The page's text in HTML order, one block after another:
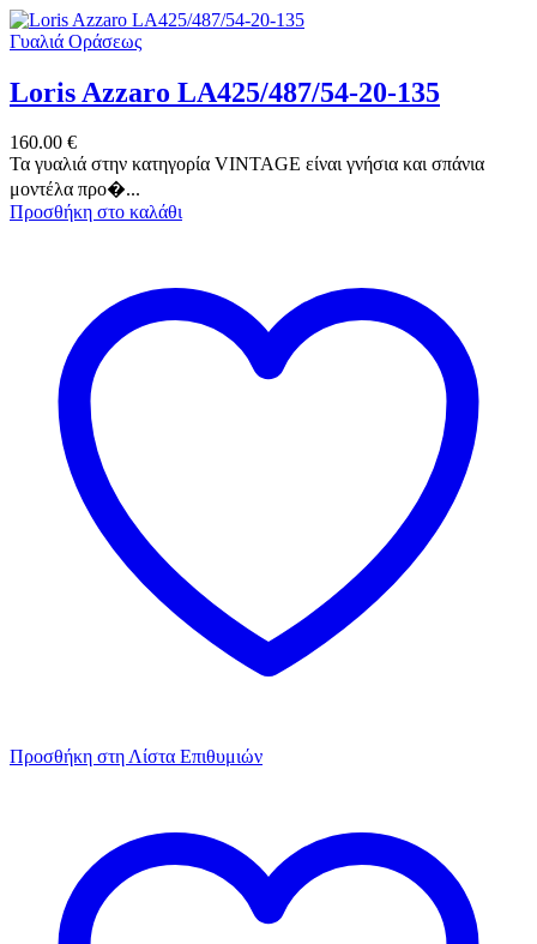
Γυαλιά Οράσεως
Loris Azzaro LA425/487/54-20-135
160.00 €
Τα γυαλιά στην κατηγορία VINTAGE είναι γνήσια και σπάνια
μοντέλα προ�...
Προσθήκη στο καλάθι
Προσθήκη στη Λίστα Επιθυμιών